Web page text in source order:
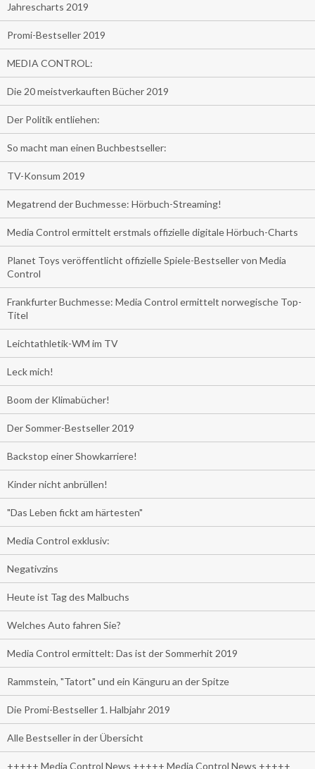
Jahrescharts 2019
Promi-Bestseller 2019
MEDIA CONTROL:
Die 20 meistverkauften Bücher 2019
Der Politik entliehen:
So macht man einen Buchbestseller:
TV-Konsum 2019
Megatrend der Buchmesse: Hörbuch-Streaming!
Media Control ermittelt erstmals offizielle digitale Hörbuch-Charts
Planet Toys veröffentlicht offizielle Spiele-Bestseller von Media
Control
Frankfurter Buchmesse: Media Control ermittelt norwegische Top-
Titel
Leichtathletik-WM im TV
Leck mich!
Boom der Klimabücher!
Der Sommer-Bestseller 2019
Backstop einer Showkarriere!
Kinder nicht anbrüllen!
"Das Leben fickt am härtesten"
Media Control exklusiv:
Negativzins
Heute ist Tag des Malbuchs
Welches Auto fahren Sie?
Media Control ermittelt: Das ist der Sommerhit 2019
Rammstein, "Tatort" und ein Känguru an der Spitze
Die Promi-Bestseller 1. Halbjahr 2019
Alle Bestseller in der Übersicht
+++++ Media Control News +++++ Media Control News +++++